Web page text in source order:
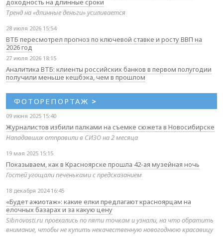
доходность на длинные сроки
Тренд на «длинные деньги» усиливается
28 июля 2026 15:54
ВТБ пересмотрел прогноз по ключевой ставке и росту ВВП на
2026 год
27 июля 2026 18:15
Аналитика ВТБ: клиенты российских банков в первом полугодии
получили меньше кешбэка, чем в прошлом
ФОТОРЕПОРТАЖ >
09 июня 2025 15:40
Журналистов избили палками на съемке сюжета в Новосибирске
Нападавших отправили в СИЗО на 2 месяца
19 мая 2025 15:15
Показываем, как в Красноярске прошла 42-ая музейная ночь
Гостей угощали печеньками с предсказанием
18 декабря 2024 16:45
«Будет ажиотаж»: какие елки предлагают красноярцам на
елочных базарах и за какую цену
Sibnovosti.ru проехались по пяти точкам и узнали, на что обратить
внимание, чтобы не купить некачественную новогоднюю красавицу